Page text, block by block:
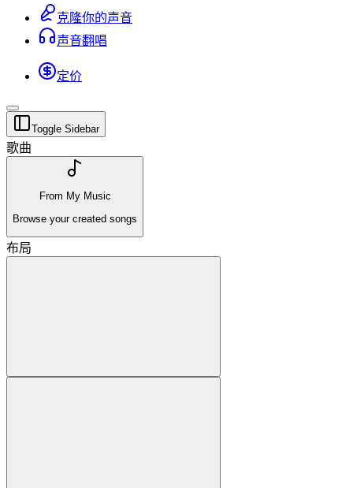
克隆你的声音
声音翻唱
定价
Toggle Sidebar
歌曲
From My Music
Browse your created songs
布局